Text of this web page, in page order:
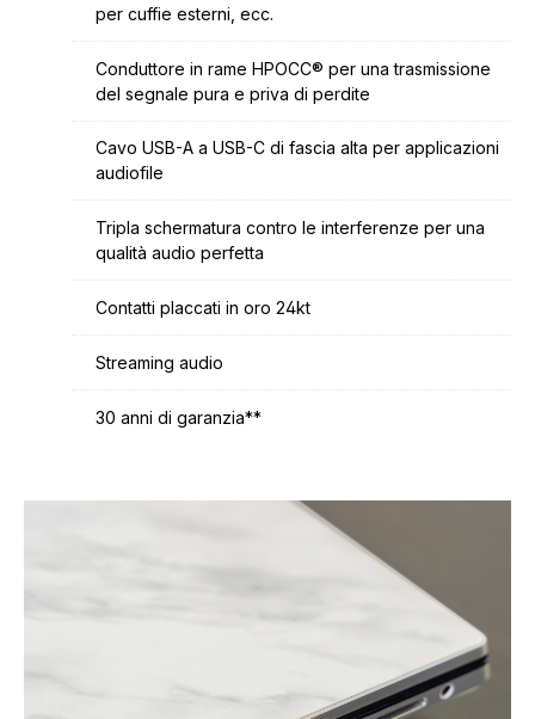
per cuffie esterni, ecc.
Conduttore in rame HPOCC® per una trasmissione
del segnale pura e priva di perdite
Cavo USB-A a USB-C di fascia alta per applicazioni
audiofile
Tripla schermatura contro le interferenze per una
qualità audio perfetta
Contatti placcati in oro 24kt
Streaming audio
30 anni di garanzia**